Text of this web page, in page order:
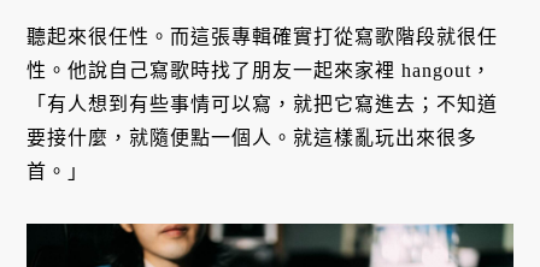
聽起來很任性。而這張專輯確實打從寫歌階段就很任
性。他說自己寫歌時找了朋友一起來家裡 hangout，
「有人想到有些事情可以寫，就把它寫進去；不知道
要接什麼，就隨便點一個人。就這樣亂玩出來很多
首。」